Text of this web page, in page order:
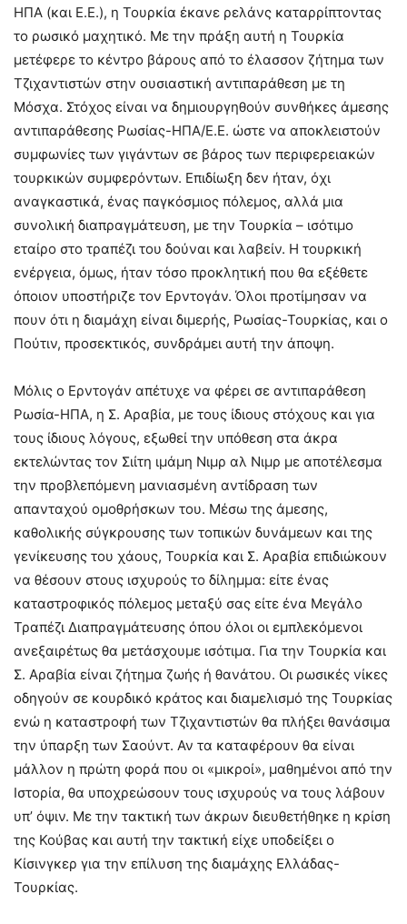
ΗΠΑ (και Ε.Ε.), η Τουρκία έκανε ρελάνς καταρρίπτοντας
το ρωσικό μαχητικό. Με την πράξη αυτή η Τουρκία
μετέφερε το κέντρο βάρους από το έλασσον ζήτημα των
Τζιχαντιστών στην ουσιαστική αντιπαράθεση με τη
Μόσχα. Στόχος είναι να δημιουργηθούν συνθήκες άμεσης
αντιπαράθεσης Ρωσίας-ΗΠΑ/Ε.Ε. ώστε να αποκλειστούν
συμφωνίες των γιγάντων σε βάρος των περιφερειακών
τουρκικών συμφερόντων. Επιδίωξη δεν ήταν, όχι
αναγκαστικά, ένας παγκόσμιος πόλεμος, αλλά μια
συνολική διαπραγμάτευση, με την Τουρκία – ισότιμο
εταίρο στο τραπέζι του δούναι και λαβείν. Η τουρκική
ενέργεια, όμως, ήταν τόσο προκλητική που θα εξέθετε
όποιον υποστήριζε τον Ερντογάν. Όλοι προτίμησαν να
πουν ότι η διαμάχη είναι διμερής, Ρωσίας-Τουρκίας, και ο
Πούτιν, προσεκτικός, συνδράμει αυτή την άποψη.
Μόλις ο Ερντογάν απέτυχε να φέρει σε αντιπαράθεση
Ρωσία-ΗΠΑ, η Σ. Αραβία, με τους ίδιους στόχους και για
τους ίδιους λόγους, εξωθεί την υπόθεση στα άκρα
εκτελώντας τον Σιίτη ιμάμη Νιμρ αλ Νιμρ με αποτέλεσμα
την προβλεπόμενη μανιασμένη αντίδραση των
απανταχού ομοθρήσκων του. Μέσω της άμεσης,
καθολικής σύγκρουσης των τοπικών δυνάμεων και της
γενίκευσης του χάους, Τουρκία και Σ. Αραβία επιδιώκουν
να θέσουν στους ισχυρούς το δίλημμα: είτε ένας
καταστροφικός πόλεμος μεταξύ σας είτε ένα Μεγάλο
Τραπέζι Διαπραγμάτευσης όπου όλοι οι εμπλεκόμενοι
ανεξαιρέτως θα μετάσχουμε ισότιμα. Για την Τουρκία και
Σ. Αραβία είναι ζήτημα ζωής ή θανάτου. Οι ρωσικές νίκες
οδηγούν σε κουρδικό κράτος και διαμελισμό της Τουρκίας
ενώ η καταστροφή των Τζιχαντιστών θα πλήξει θανάσιμα
την ύπαρξη των Σαούντ. Αν τα καταφέρουν θα είναι
μάλλον η πρώτη φορά που οι «μικροί», μαθημένοι από την
Ιστορία, θα υποχρεώσουν τους ισχυρούς να τους λάβουν
υπ’ όψιν. Με την τακτική των άκρων διευθετήθηκε η κρίση
της Κούβας και αυτή την τακτική είχε υποδείξει ο
Κίσινγκερ για την επίλυση της διαμάχης Ελλάδας-
Τουρκίας.